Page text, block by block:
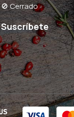
🚫 Cerrado
Suscríbete